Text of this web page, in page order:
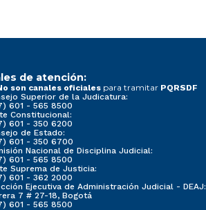
de atención:
son canales oficiales para tramitar PQRSDF
Superior de la Judicatura:
601 - 565 8500
Constitucional:
601 - 350 6200
de Estado:
601 - 350 6700
Nacional de Disciplina Judicial:
601 - 565 8500
Suprema de Justicia:
601 - 362 2000
Ejecutiva de Administración Judicial - DEAJ:
7 # 27-18, Bogotá
601 - 565 8500